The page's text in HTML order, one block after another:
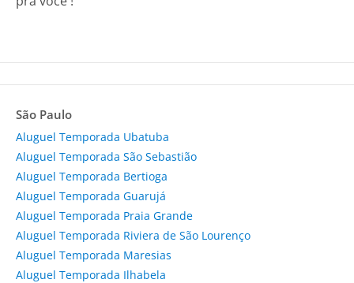
São Paulo
Aluguel Temporada Ubatuba
Aluguel Temporada São Sebastião
Aluguel Temporada Bertioga
Aluguel Temporada Guarujá
Aluguel Temporada Praia Grande
Aluguel Temporada Riviera de São Lourenço
Aluguel Temporada Maresias
Aluguel Temporada Ilhabela